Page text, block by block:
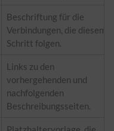
Beschriftung für die
Verbindungen, die diesem
Schritt folgen.
Links zu den
vorhergehenden und
nachfolgenden
Beschreibungsseiten.